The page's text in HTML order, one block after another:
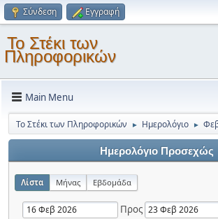
Σύνδεση Εγγραφή
Το Στέκι των
Πληροφορικών
Main Menu
Το Στέκι των Πληροφορικών ► Ημερολόγιο ►
Ημερολόγιο Προσεχώς
Λίστα Μήνας Εβδομάδα
Προς